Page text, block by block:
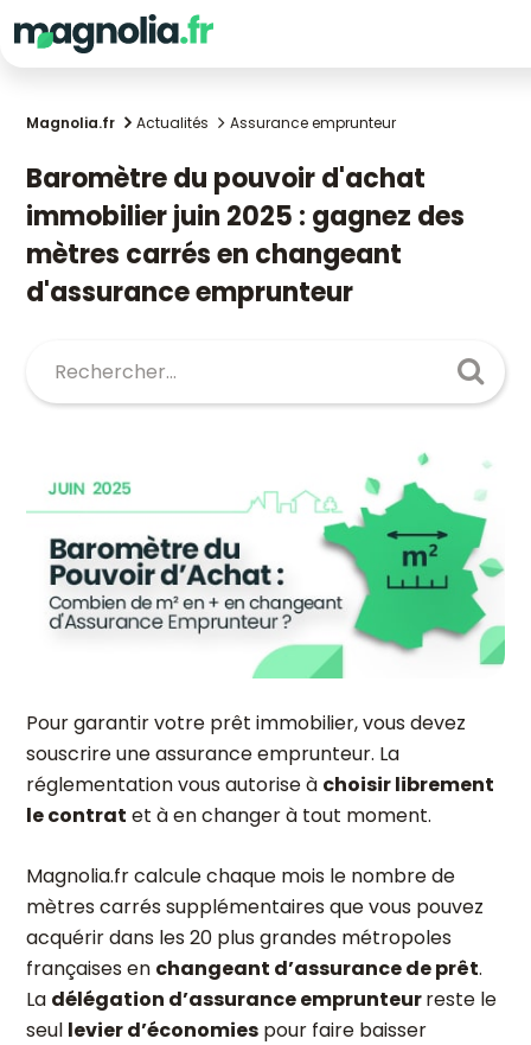
Magnolia.fr Actualités Assurance emprunteur
Baromètre du pouvoir d'achat
immobilier juin 2025 : gagnez des
mètres carrés en changeant
d'assurance emprunteur
Pour garantir votre prêt immobilier, vous devez
souscrire une assurance emprunteur. La
réglementation vous autorise à choisir librement
le contrat et à en changer à tout moment.
Magnolia.fr calcule chaque mois le nombre de
mètres carrés supplémentaires que vous pouvez
acquérir dans les 20 plus grandes métropoles
françaises en changeant d’assurance de prêt.
La délégation d’assurance emprunteurreste le
seul levier d’économies pour faire baisser